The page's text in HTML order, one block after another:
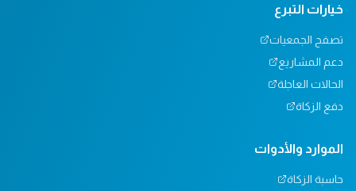
خيارات التبرع
تصفح الجمعيات
دعم المشاريع
الحالات العاجلة
دفع الزكاة
الموارد والأدوات
حاسبة الزكاة